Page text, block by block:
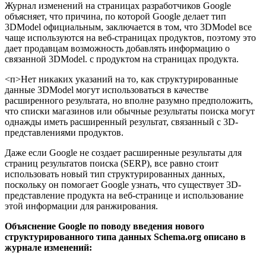
Журнал изменений на страницах разработчиков Google
объясняет, что причина, по которой Google делает тип
3DModel официальным, заключается в том, что 3DModel все
чаще используются на веб-страницах продуктов, поэтому это
дает продавцам возможность добавлять информацию о
связанной 3DModel. с продуктом на страницах продукта.
<п>Нет никаких указаний на то, как структурированные
данные 3DModel могут использоваться в качестве
расширенного результата, но вполне разумно предположить,
что списки магазинов или обычные результаты поиска могут
однажды иметь расширенный результат, связанный с 3D-
представлениями продуктов.
Даже если Google не создает расширенные результаты для
страниц результатов поиска (SERP), все равно стоит
использовать новый тип структурированных данных,
поскольку он помогает Google узнать, что существует 3D-
представление продукта на веб-странице и использование
этой информации для ранжирования.
Объяснение Google по поводу введения нового
структурированного типа данных Schema.org описано в
журнале изменений: